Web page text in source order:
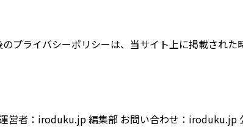
プライバシーポリシーは、当サイト上に掲載された
営者：iroduku.jp 編集部 お問い合わせ：iroduku.jp